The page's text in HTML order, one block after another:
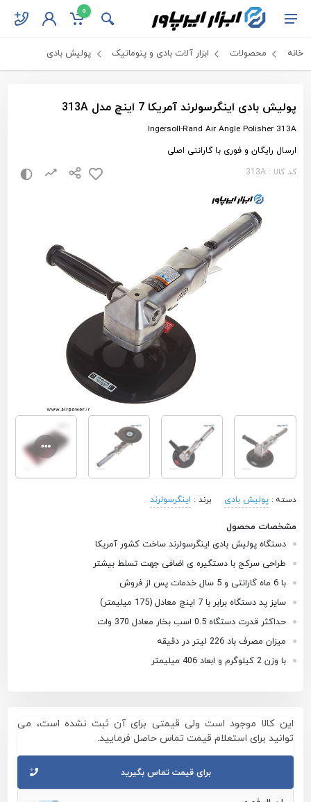
0
خانه محصولات ابزار آلات بادی و پنوماتیک پولیش بادی
پولیش بادی اینگرسولرند آمریکا 7 اینچ مدل 313A
Ingersoll-Rand Air Angle Polisher 313A
ارسال رایگان و فوری با گارانتی اصلی
کد کالا : 313A
دسته :پولیش بادی برند : اینگرسولرند
مشخصات محصول
دستگاه پولیش بادی اینگرسولرند ساخت کشور آمریکا
طراحی سرکج با دستگیره ی اضافی جهت تسلط بیشتر
با 6 ماه گارانتی و 5 سال خدمات پس از فروش
سایز پد دستگاه برابر با 7 اینچ معادل (175 میلیمتر)
حداکثر قدرت دستگاه 0.5 اسب بخار معادل 370 وات
میزان مصرف باد 226 لیتر در دقیقه
با وزن 2 کیلوگرم و ابعاد 406 میلیمتر
این کالا موجود است ولی قیمتی برای آن ثبت نشده است، می
توانید برای استعلام قیمت تماس حاصل فرمایید.
برای قیمت تماس بگیرید